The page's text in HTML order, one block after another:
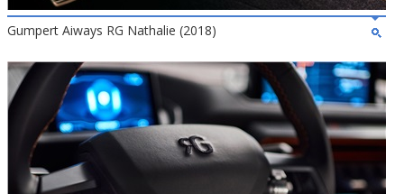
Gumpert Aiways RG Nathalie (2018)